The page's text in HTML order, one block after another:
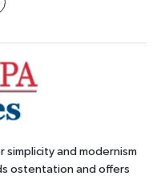
and modernism
ostentation and offers